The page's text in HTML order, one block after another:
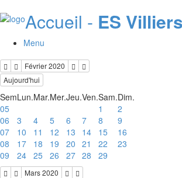
Accueil - ES
Menu
Février 2020
Aujourd'hui
SemLun.Mar.Mer.Jeu.Ven.Sam.Dim.
05
1
2
06
3 4 5 6 7 8
9
07
10 11 12 13 14 15
16
08
17 18 19 20 21 22
23
09
24 25 26 27 28 29
Mars 2020